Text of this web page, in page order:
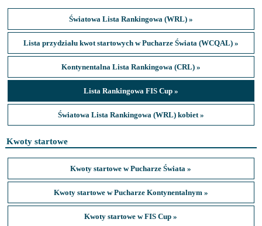
Światowa Lista Rankingowa (WRL) »
Lista przydziału kwot startowych w Pucharze Świata (WCQAL) »
Kontynentalna Lista Rankingowa (CRL) »
Lista Rankingowa FIS Cup »
Światowa Lista Rankingowa (WRL) kobiet »
Kwoty startowe
Kwoty startowe w Pucharze Świata »
Kwoty startowe w Pucharze Kontynentalnym »
Kwoty startowe w FIS Cup »